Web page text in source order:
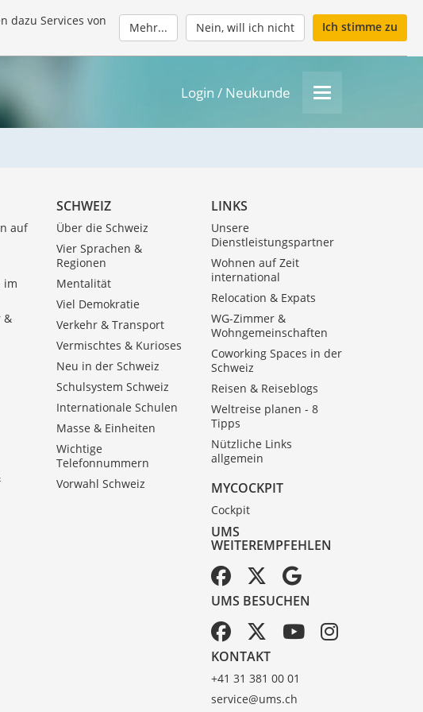
dazu Services von
Mehr... Nein, will ich nicht Ich stimme zu
Login / Neukunde
auf
im
&
SCHWEIZ
Über die Schweiz
Vier Sprachen &
Regionen
Mentalität
Viel Demokratie
Verkehr & Transport
Vermischtes & Kurioses
Neu in der Schweiz
Schulsystem Schweiz
Internationale Schulen
Masse & Einheiten
Wichtige
Telefonnummern
Vorwahl Schweiz
LINKS
Unsere
Dienstleistungspartner
Wohnen auf Zeit
international
Relocation & Expats
WG-Zimmer &
Wohngemeinschaften
Coworking Spaces in der
Schweiz
Reisen & Reiseblogs
Weltreise planen - 8
Tipps
Nützliche Links
allgemein
MYCOCKPIT
Cockpit
UMS
WEITEREMPFEHLEN
UMS BESUCHEN
KONTAKT
+41 31 381 00 01
service@ums.ch